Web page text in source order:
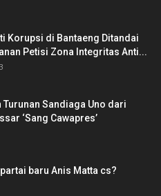
Korupsi di Bantaeng Ditandai
Petisi Zona Integritas Anti...
Turunan Sandiaga Uno dari
‘Sang Cawapres’
partai baru Anis Matta cs?